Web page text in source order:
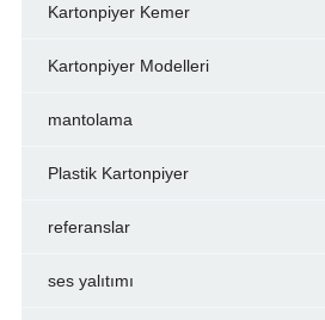
Kartonpiyer Kemer
Kartonpiyer Modelleri
mantolama
Plastik Kartonpiyer
referanslar
ses yalıtımı